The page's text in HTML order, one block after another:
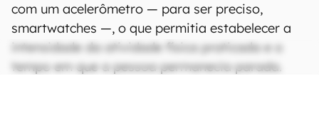
com um acelerômetro — para ser preciso,
smartwatches —, o que permitia estabelecer a
intensidade da atividade física praticada e o
tempo em que a pessoa permanecia parada.